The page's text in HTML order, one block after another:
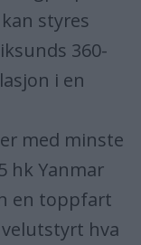
styres
360-
i en
med minste
hk Yanmar
en toppfart
velutstyrt hva